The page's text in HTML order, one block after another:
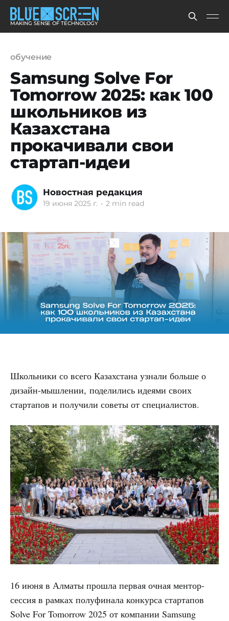
MAKING SENSE OF TECHNOLOGY
обучение
Samsung Solve For
Tomorrow 2025: как 100
школьников из
Казахстана
прокачивали свои
стартап-идеи
Новостная редакция
19 июня 2025 г. • 2 min read
Школьники со всего Казахстана узнали больше о
дизайн-мышлении, поделились идеями своих
стартапов и получили советы от специалистов.
16 июня в Алматы прошла первая очная ментор-
сессия в рамках полуфинала конкурса стартапов
Solve For Tomorrow 2025 от компании Samsung